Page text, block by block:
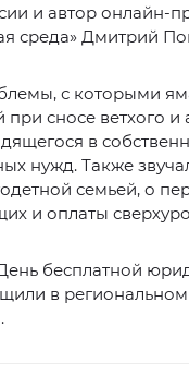
и автор онлайн-
среда» Дмитрий
с которыми
сносе ветхого и
в
нужд. Также
семьей, о
и оплаты
бесплатной
в